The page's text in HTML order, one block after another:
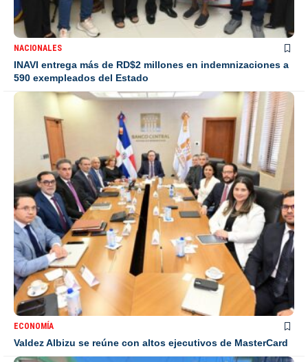
NACIONALES
INAVI entrega más de RD$2 millones en indemnizaciones a
590 exempleados del Estado
ECONOMÍA
Valdez Albizu se reúne con altos ejecutivos de MasterCard